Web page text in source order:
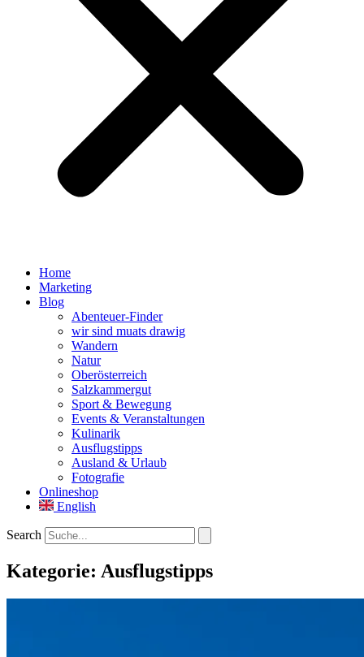
Home
Marketing
Blog
Abenteuer-Finder
wir sind muats drawig
Wandern
Natur
Oberösterreich
Salzkammergut
Sport & Bewegung
Events & Veranstaltungen
Kulinarik
Ausflugstipps
Ausland & Urlaub
Fotografie
Onlineshop
English
Search
Kategorie: Ausflugstipps